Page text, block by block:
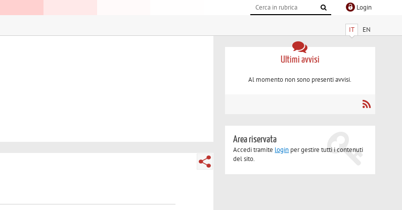
Login
IT EN
Ultimi avvisi
Al momento non sono presenti avvisi.
Area riservata
Accedi tramite login per gestire tutti i contenuti
del sito.